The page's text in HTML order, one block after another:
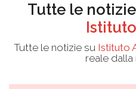
Tutte le
Tutte le notizie su Istituto
reale